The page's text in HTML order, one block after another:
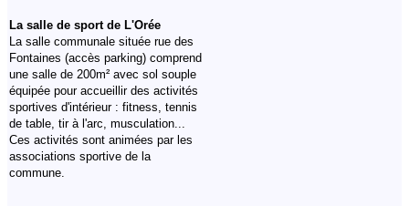
La salle de sport de L'Orée
L a salle communale située rue des
Fontaines (accès parking) comprend
une salle de 200m² avec sol souple
équipée pour accueillir des activités
sportives d'intérieur : fitness, tennis
de table, tir à l'arc, musculation...
Ces activités sont animées par les
associations sportive de la
commune.